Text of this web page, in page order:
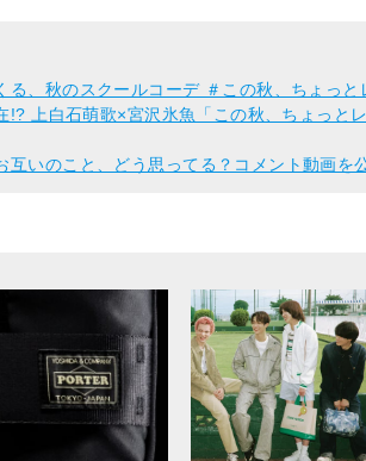
る、秋のスクールコーデ ＃この秋、ちょっと
!? 上白石萌歌×宮沢氷魚「この秋、ちょっと
互いのこと、どう思ってる？コメント動画を